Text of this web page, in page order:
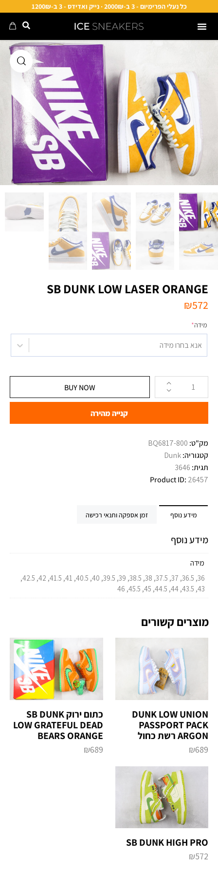
כל נעלי הפרימיום - 3 ב-2000₪ · נייק ואדידס - 3 ב-1200₪
SB DUNK LOW LASER ORANGE
₪572
מידה*
אנא בחרו מידה
BUY NOW
קנייה מהירה
מק"ט: BQ6817-800
קטגוריה:Dunk
תגית: 3646
Product ID: 26457
מידע נוסף זמן אספקה ותנאי רכישה
מידע נוסף
מידה
36, 36.5, 37, 37.5, 38, 38.5, 39, 39.5, 40, 40.5, 41, 41.5, 42, 42.5,
43, 43.5, 44, 44.5, 45, 45.5, 46
מוצרים קשורים
DUNK LOW UNION
PASSPORT PACK
ARGON רשת כחול
₪689
כתום ירוק SB DUNK
LOW GRATEFUL DEAD
BEARS ORANGE
₪689
SB DUNK HIGH PRO
₪572